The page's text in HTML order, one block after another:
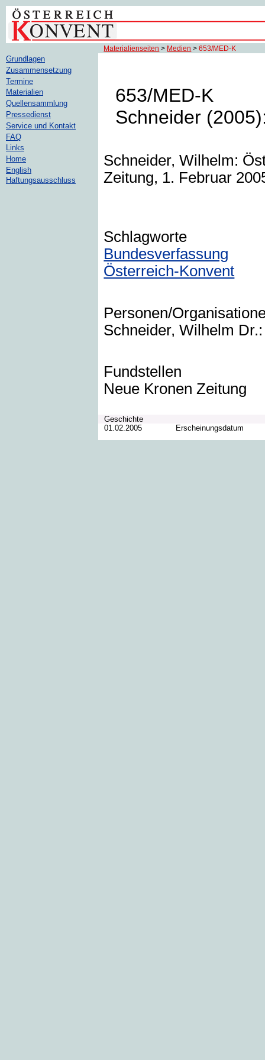
Materialienseiten > Medien >653/MED-K
653/MED-K
Schneider
Schneider, Wilhelm:
Zeitung, 1. Februar
Schlagworte
Bundesverfassung
Österreich-Konvent
Personen/
Schneider, Wilhelm
Fundstellen
Neue Kronen Zeitung
Geschichte
01.02.2005
Erscheinungsdatum
Grundlagen
Zusammensetzung
Termine
Materialien
Quellensammlung
Pressedienst
Service und Kontakt
FAQ
Links
Home
English
Haftungsausschluss